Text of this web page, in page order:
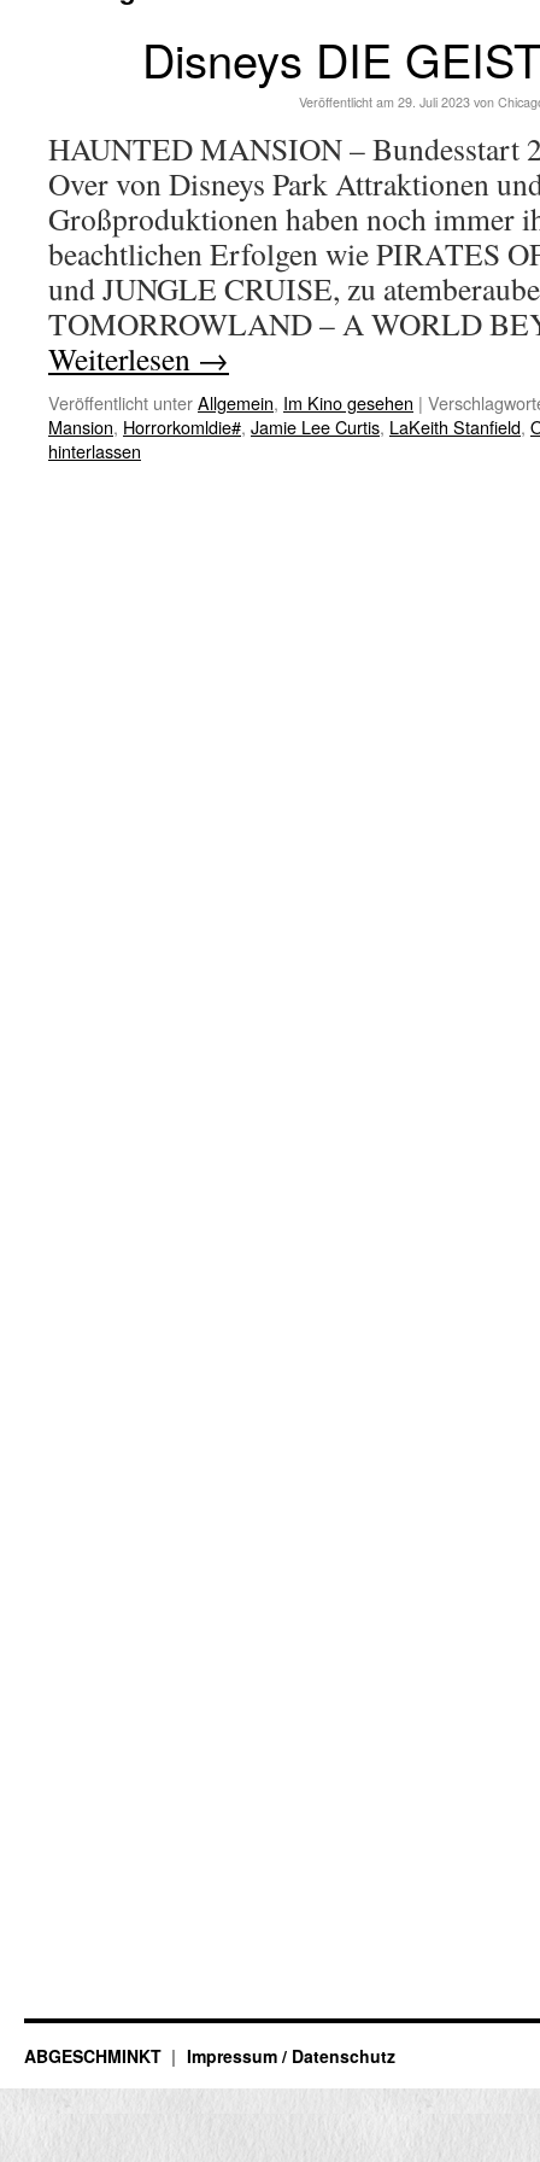
Disneys DIE
Veröffentlicht am 29. Juli 2023 von
HAUNTED MANSION – Bundesstart
Over von Disneys Park Attraktionen
Großproduktionen haben noch immer
beachtlichen Erfolgen wie PIRATES
und JUNGLE CRUISE, zu
TOMORROWLAND – A WORLD
Weiterlesen →
Veröffentlicht unterAllgemein, Im Kino gesehen |
Mansion, Horrorkomldie#, Jamie Lee Curtis, LaKeith Stanfield,
hinterlassen
ABGESCHMINKT Impressum / Datenschutz